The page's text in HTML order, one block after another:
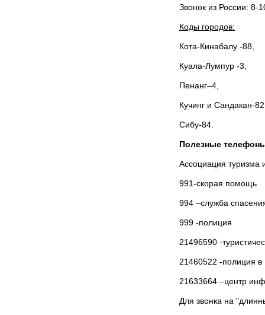
Звонок из России: 8-
Коды городов:
Кота-Кинабалу -88,
Куала-Лумпур -3,
Пенанг–4,
Кучинг и Сандакан-
Сибу-84.
Полезные
Ассоциация туризма
991-скорая помощь
994 –служба
999 -полиция
21496590 -
21460522 -полиция
21633664 –центр
Для звонка на